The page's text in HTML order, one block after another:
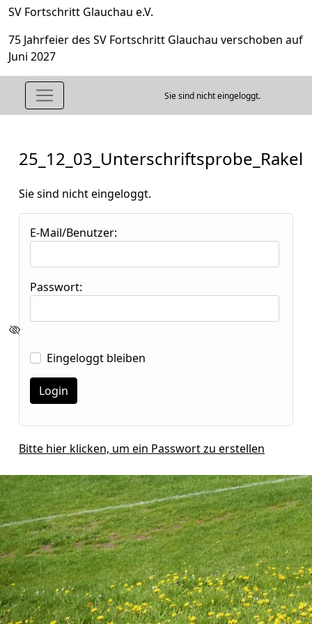
SV Fortschritt Glauchau e.V.
75 Jahrfeier des SV Fortschritt Glauchau verschoben auf
Juni 2027
Sie sind nicht eingeloggt.
25_12_03_Unterschriftsprobe_Rakel
Sie sind nicht eingeloggt.
E-Mail/Benutzer:
Passwort:
Eingeloggt bleiben
Bitte hier klicken, um ein Passwort zu erstellen